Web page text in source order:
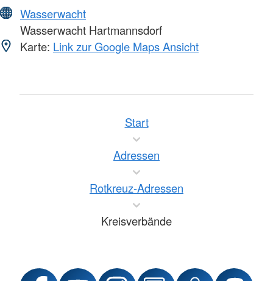
Wasserwacht
Wasserwacht Hartmannsdorf
Karte: Link zur Google Maps Ansicht
Start
Adressen
Rotkreuz-Adressen
Kreisverbände